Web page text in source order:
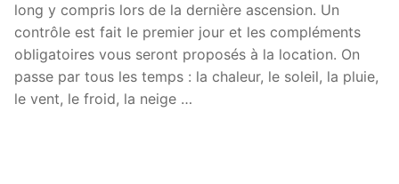
long y compris lors de la dernière ascension. Un
contrôle est fait le premier jour et les compléments
obligatoires vous seront proposés à la location. On
passe par tous les temps : la chaleur, le soleil, la pluie,
le vent, le froid, la neige …